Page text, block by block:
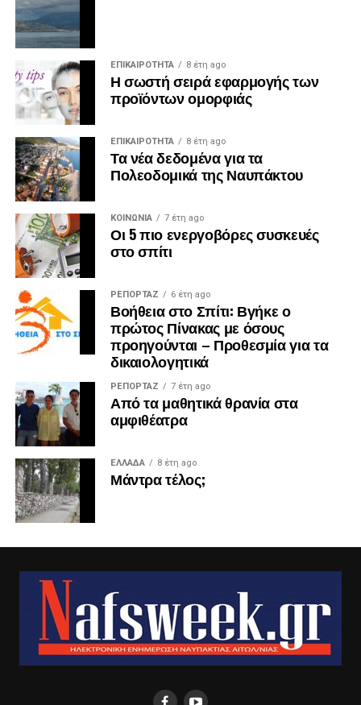
ΕΠΙΚΑΙΡΟΤΗΤΑ 8 έτη ago
Η σωστή σειρά εφαρμογής των
προϊόντων ομορφιάς
ΕΠΙΚΑΙΡΟΤΗΤΑ 8 έτη ago
Τα νέα δεδομένα για τα
Πολεοδομικά της Ναυπάκτου
ΚΟΙΝΩΝΙΑ 7 έτη ago
Οι 5 πιο ενεργοβόρες συσκευές
στο σπίτι
ΡΕΠΟΡΤΑΖ 6 έτη ago
Βοήθεια στο Σπίτι: Βγήκε ο
πρώτος Πίνακας με όσους
προηγούνται – Προθεσμία για τα
δικαιολογητικά
ΡΕΠΟΡΤΑΖ 7 έτη ago
Από τα μαθητικά θρανία στα
αμφιθέατρα
ΕΛΛΑΔΑ 8 έτη ago
Μάντρα τέλος;